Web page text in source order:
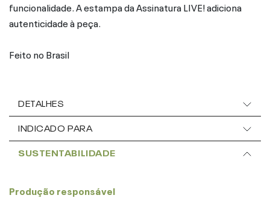
funcionalidade. A estampa da Assinatura LIVE! adiciona
autenticidade à peça.
Feito no Brasil
DETALHES
INDICADO PARA
SUSTENTABILIDADE
Produção responsável